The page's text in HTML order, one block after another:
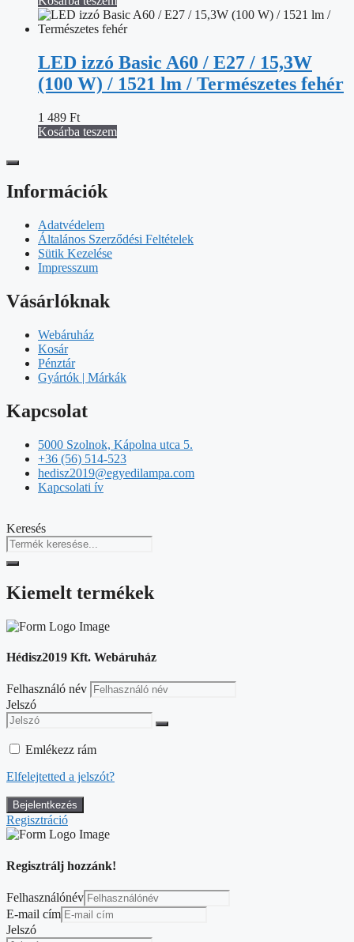
LED izzó Basic A60 / E27 / 15,3W
(100 W) / 1521 lm / Természetes fehér
1 489 Ft
Kosárba teszem
Információk
Adatvédelem
Általános Szerződési Feltételek
Sütik Kezelése
Impresszum
Vásárlóknak
Webáruház
Kosár
Pénztár
Gyártók | Márkák
Kapcsolat
5000 Szolnok, Kápolna utca 5.
+36 (56) 514-523
hedisz2019@egyedilampa.com
Kapcsolati ív
Keresés
Kiemelt termékek
Hédisz2019 Kft. Webáruház
Felhasználó név
Jelszó
Emlékezz rám
Elfelejtetted a jelszót?
Regisztráció
Regisztrálj hozzánk!
Felhasználónév
E-mail cím
Jelszó